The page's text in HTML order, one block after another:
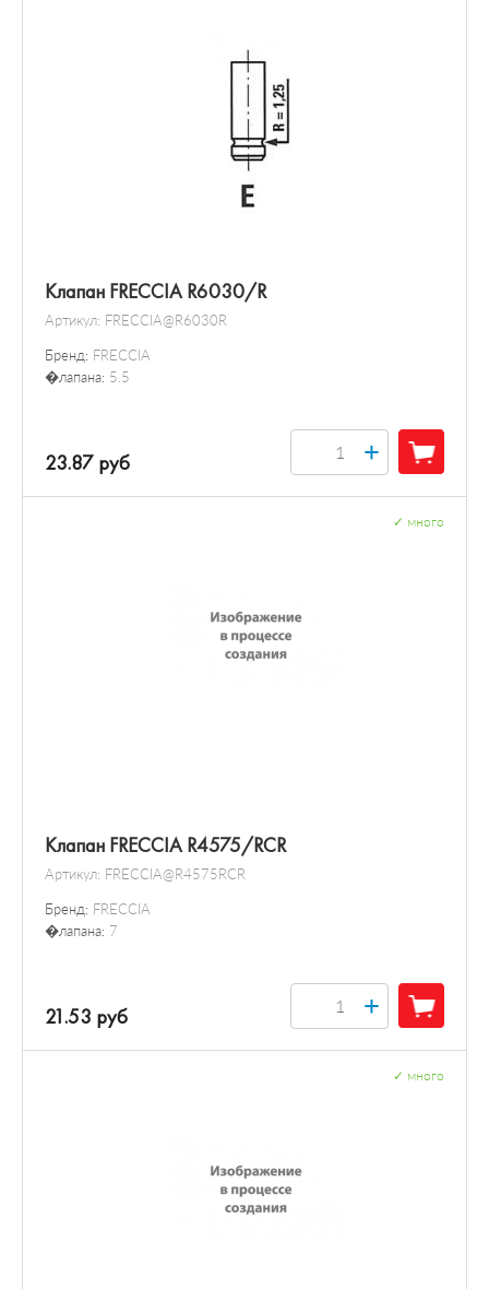
Клапан FRECCIA R6030/R
Артикул: FRECCIA@R6030R
Бренд: FRECCIA
�лапана: 5.5
23.87 руб +
Клапан FRECCIA R4575/RCR
Артикул: FRECCIA@R4575RCR
Бренд: FRECCIA
�лапана: 7
много
21.53 руб +
много